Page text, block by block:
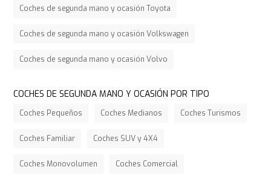
Coches de segunda mano y ocasión Toyota
Coches de segunda mano y ocasión Volkswagen
Coches de segunda mano y ocasión Volvo
COCHES DE SEGUNDA MANO Y OCASIÓN POR TIPO
Coches Pequeños Coches Medianos Coches Turismos
Coches Familiar Coches SUV y 4X4
Coches Monovolumen Coches Comercial